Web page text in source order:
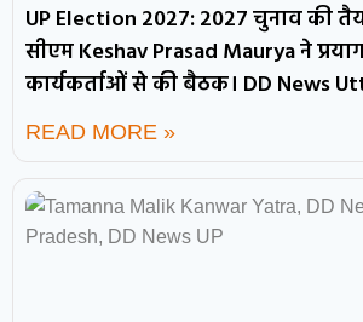
UP Election 2027: 2027 चुनाव की
सीएम Keshav Prasad Maurya ने
कार्यकर्ताओं से की बैठक। DD News
READ MORE »